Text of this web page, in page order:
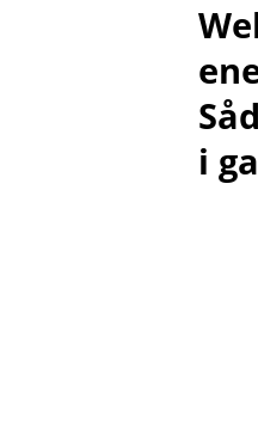
i